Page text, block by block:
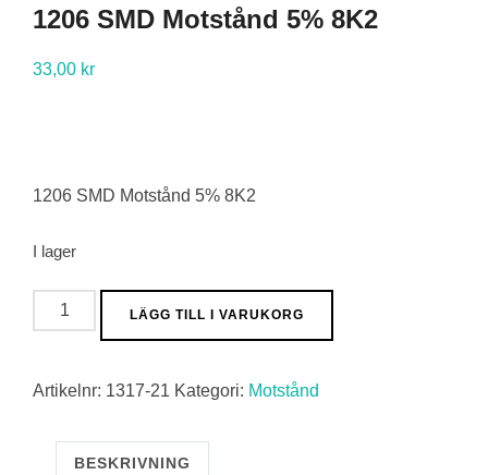
1206 SMD Motstånd 5% 8K2
33,00 kr
1206 SMD Motstånd 5% 8K2
I lager
1206
SMD
5%
mängd
LÄGG TILL I VARUKORG
Artikelnr: 1317-21 Kategori: Motstånd
BESKRIVNING